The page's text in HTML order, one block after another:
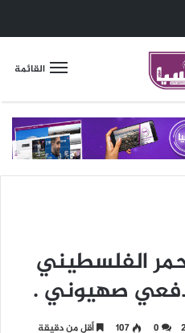
القائمة
الفلسطيني
صهيوني .
107 أقل من دقيقة